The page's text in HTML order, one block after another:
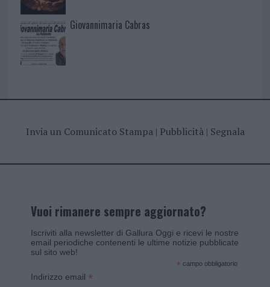
Giovannimaria Cabras
Invia un Comunicato Stampa| Pubblicità| Segnala
Vuoi rimanere sempre aggiornato?
Iscriviti alla newsletter di Gallura Oggi e ricevi le nostre
email periodiche contenenti le ultime notizie pubblicate
sul sito web!
* campo obbligatorio
Indirizzo email *